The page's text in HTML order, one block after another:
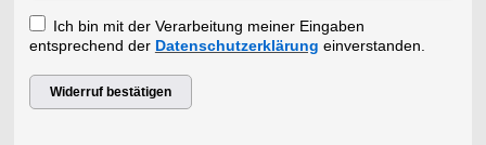
Ich bin mit der Verarbeitung meiner Eingaben
entsprechend der Datenschutzerklärung einverstanden.
Widerruf bestätigen